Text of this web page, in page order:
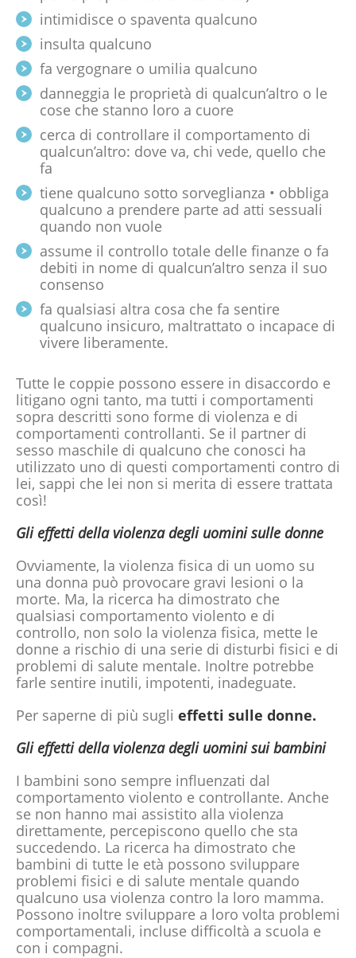
intimidisce o spaventa qualcuno
insulta qualcuno
fa vergognare o umilia qualcuno
danneggia le proprietà di qualcun’altro o le
cose che stanno loro a cuore
cerca di controllare il comportamento di
qualcun’altro: dove va, chi vede, quello che
fa
tiene qualcuno sotto sorveglianza • obbliga
qualcuno a prendere parte ad atti sessuali
quando non vuole
assume il controllo totale delle finanze o fa
debiti in nome di qualcun’altro senza il suo
consenso
fa qualsiasi altra cosa che fa sentire
qualcuno insicuro, maltrattato o incapace di
vivere liberamente.
Tutte le coppie possono essere in disaccordo e
litigano ogni tanto, ma tutti i comportamenti
sopra descritti sono forme di violenza e di
comportamenti controllanti. Se il partner di
sesso maschile di qualcuno che conosci ha
utilizzato uno di questi comportamenti contro di
lei, sappi che lei non si merita di essere trattata
così!
Gli effetti della violenza degli uomini sulle donne
Ovviamente, la violenza fisica di un uomo su
una donna può provocare gravi lesioni o la
morte. Ma, la ricerca ha dimostrato che
qualsiasi comportamento violento e di
controllo, non solo la violenza fisica, mette le
donne a rischio di una serie di disturbi fisici e di
problemi di salute mentale. Inoltre potrebbe
farle sentire inutili, impotenti, inadeguate.
Per saperne di più sugli effetti sulle donne.
Gli effetti della violenza degli uomini sui bambini
I bambini sono sempre influenzati dal
comportamento violento e controllante. Anche
se non hanno mai assistito alla violenza
direttamente, percepiscono quello che sta
succedendo. La ricerca ha dimostrato che
bambini di tutte le età possono sviluppare
problemi fisici e di salute mentale quando
qualcuno usa violenza contro la loro mamma.
Possono inoltre sviluppare a loro volta problemi
comportamentali, incluse difficoltà a scuola e
con i compagni.